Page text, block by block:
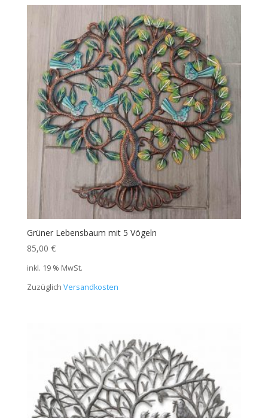
Grüner Lebensbaum mit 5 Vögeln
85,00 €
inkl. 19 % MwSt.
Zuzüglich Versandkosten